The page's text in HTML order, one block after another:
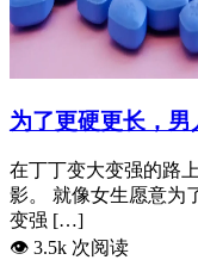
为了更硬更长，男
在丁丁变大变强的路
影。 就像女生愿意为
变强 […]
👁️ 3.5k 次阅读